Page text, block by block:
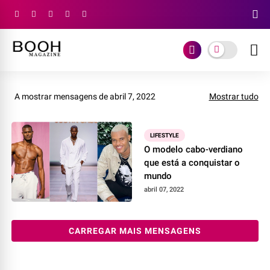
A mostrar mensagens de abril 7, 2022 Mostrar tudo
LIFESTYLE
O modelo cabo-verdiano
que está a conquistar o
mundo
abril 07, 2022
CARREGAR MAIS MENSAGENS